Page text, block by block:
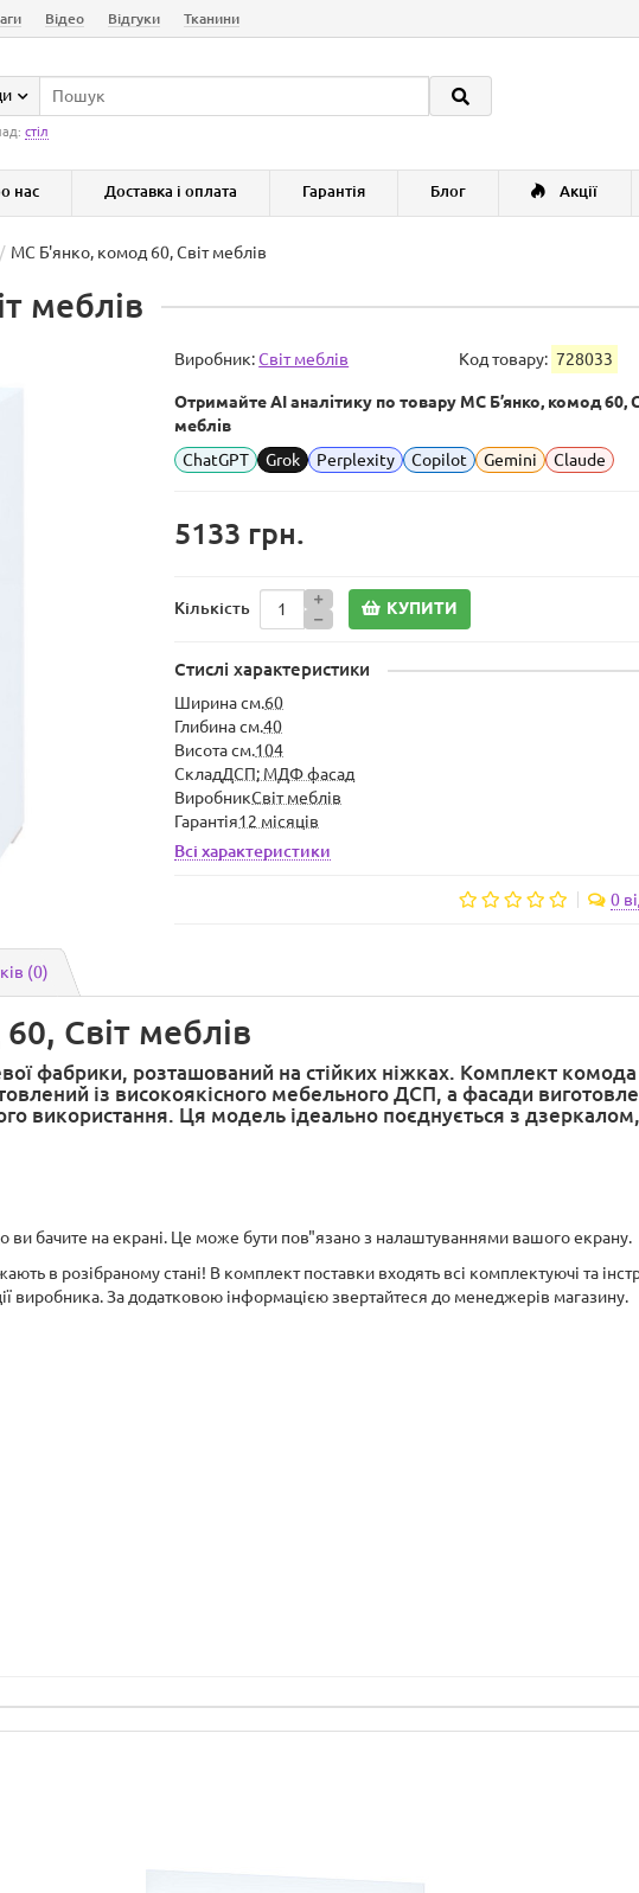
Відео Відгуки Тканини
стіл
нас Доставка і оплата Гарантія Блог Акції
МС Б'янко, комод 60, Світ меблів
меблів
Виробник:Світ меблів Код товару: 728033
Отримайте AI аналітику по товару МС Б’янко, комод 60,
меблів
ChatGPT
Grok Perplexity Copilot Gemini Claude
5133 грн.
Кількість КУПИТИ
Стислі характеристики
Ширина см.60
Глибина см.40
Висота см.104
СкладДСП; МДФ фасад
ВиробникСвіт меблів
Гарантія12 місяців
Всі характеристики
0
(0)
Світ меблів
фабрики, розташований на стійких ніжках. Комплект
із високоякісного мебельного ДСП, а фасади
використання. Ця модель ідеально поєднується з
ви бачите на екрані. Це може бути пов"язано з налаштуваннями вашого екрану.
в розібраному стані! В комплект поставки входять всі комплектуючі та
виробника. За додатковою інформацією звертайтеся до менеджерів магазину.